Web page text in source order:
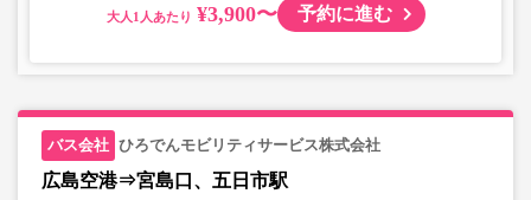
大人 ¥3,900〜 予約に進む
ひろでんモビリティサービス株式会社
広島空港⇒宮島口、五日市駅